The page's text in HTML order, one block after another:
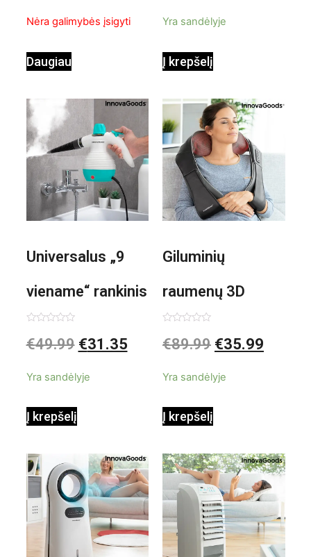
Nėra galimybės įsigyti
Daugiau
Yra sandėlyje
Į krepšelį
Universalus „9
viename“ rankinis
garintuvas su
0,35 L 3 Bar
1000W
0
iš
€49.99 €31.35
Yra sandėlyje
Į krepšelį
Giluminių
raumenų 3D
elektrinis
Shiatsu
0
iš
€89.99 €35.99
Yra sandėlyje
Į krepšelį